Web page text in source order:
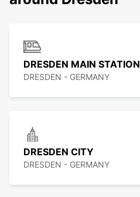
DRESDEN MAIN STATION
DRESDEN - GERMANY
DRESDEN CITY
DRESDEN - GERMANY